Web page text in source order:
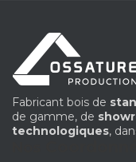
Fabricant bois de
de gamme, de
technologiques,